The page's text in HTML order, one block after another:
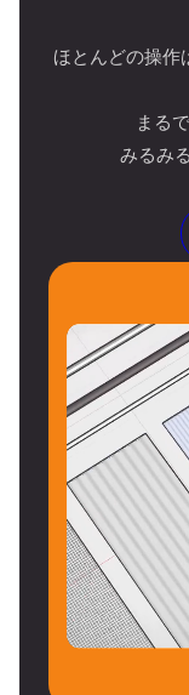
ほとんどの操作
まる
みるみ